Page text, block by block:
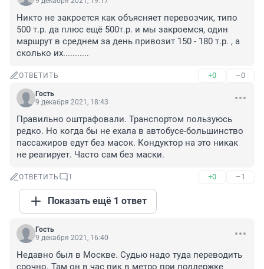
Никто не закроется как объясняет перевозчик, типо
500 т.р. да плюс ещё 500т.р. и мы закроемся, один
маршрут в среднем за день привозит 150 - 180 т.р. , а
сколько их...........
ОТВЕТИТЬ +0 –0
Гость
9 декабря 2021, 18:43
Правильно оштрафовали. Транспортом пользуюсь
редко. Но когда бы не ехала в автобусе-большинство
пассажиров едут без масок. Кондуктор на это никак
не реагирует. Часто сам без маски.
ОТВЕТИТЬ 1 +0 –1
Показать ещё 1 ответ
Гость
9 декабря 2021, 16:40
Недавно был в Москве. Судью надо туда переводить
срочно. Там он в час пик в метро при поддержке